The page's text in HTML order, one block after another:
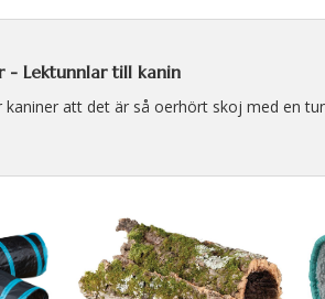
- Lektunnlar till kanin
kaniner att det är så oerhört skoj med en